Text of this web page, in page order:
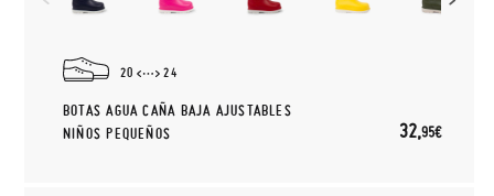
20 24
BOTAS AGUA CAÑA BAJA AJUSTABLES
NIÑOS PEQUEÑOS
32,95€